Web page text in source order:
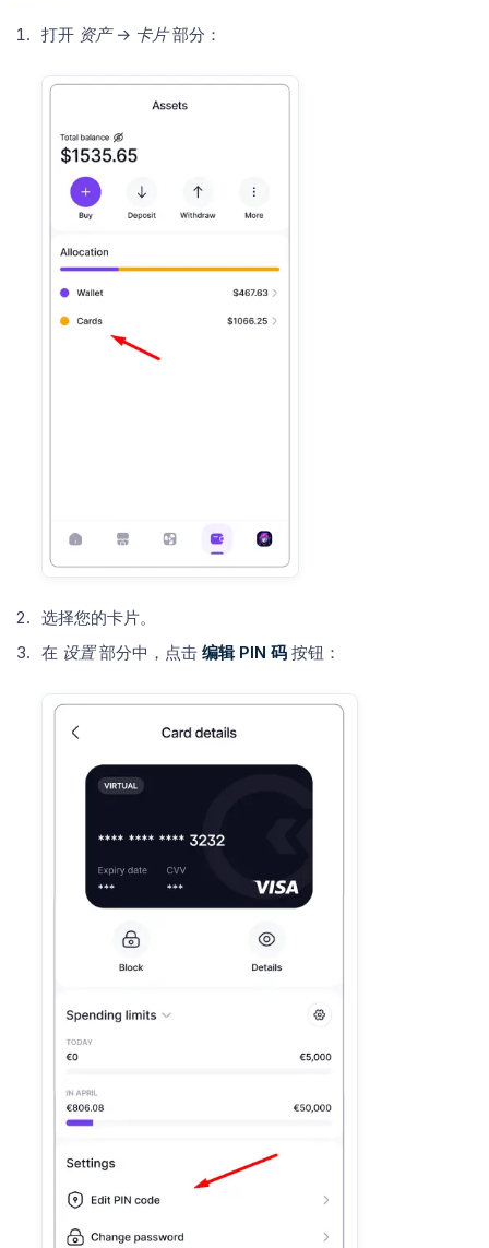
打开 资产→ 卡片部分：
选择您的卡片。
在 设置部分中，点击 编辑 PIN 码 按钮：